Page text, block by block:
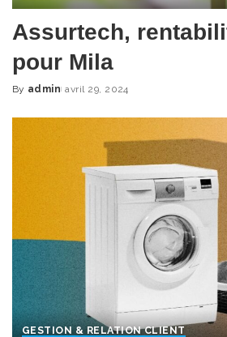
Assurtech,
pour Mila
Posted
By admin avril 29, 2024
GESTION & RELATION CLIENT